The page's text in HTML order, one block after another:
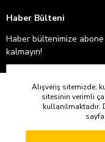
Haber Bülteni
Haber bültenimize
kalmayın!
Gizlilik İlkeleri 'ni
Alışveriş sitemizde,
sitesinin verimli
kullanılmaktadır.